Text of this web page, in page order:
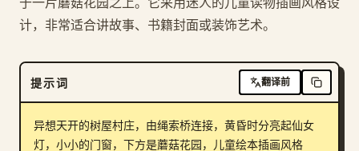
下载
计，非常适合讲故事、书籍封面或装饰艺术。
提示词 翻译前
异想天开的树屋村庄，由绳索桥连接，黄昏时分亮起仙女
灯，小小的门窗，下方是蘑菇花园，儿童绘本插画风格